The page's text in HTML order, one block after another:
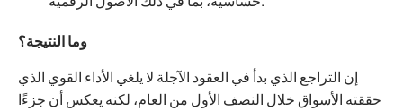
وما النتيجة؟
إن التراجع الذي بدأ في العقود الآجلة لا يلغي الأداء القوي الذي
حققته الأسواق خلال النصف الأول من العام، لكنه يعكس أن جزءًا